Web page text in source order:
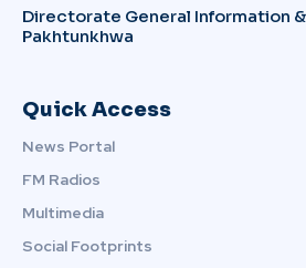
Directorate General Information &
Pakhtunkhwa
Quick Access
News Portal
FM Radios
Multimedia
Social Footprints